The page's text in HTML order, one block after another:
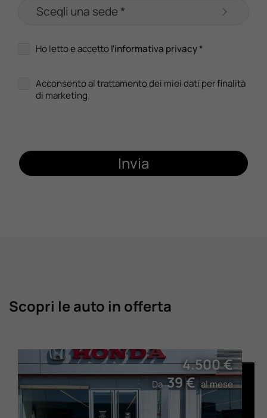
Ho letto e accettol'informativa privacy*
Acconsento al trattamento dei miei dati per finalità
di marketing
Invia
Scopri le auto in offerta
4.500 €
Da39 €al mese